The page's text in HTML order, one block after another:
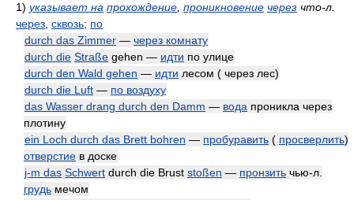
1) указывает на прохождение проникновение через что-л.
через сквозь; по
durch das Zimmer — через комнату
durch die Straße gehen — идти по улице
durch den Wald gehen — идти лесом ( через лес)
durch die Luft — по воздуху
das Wasser drang durch den Damm — вода проникла через
плотину
ein Loch durch das Brett bohren — пробуравить ( просверлить)
отверстие в доске
j-m das Schwert durch die Brust stoßen — пронзить чью-л.
грудь мечом